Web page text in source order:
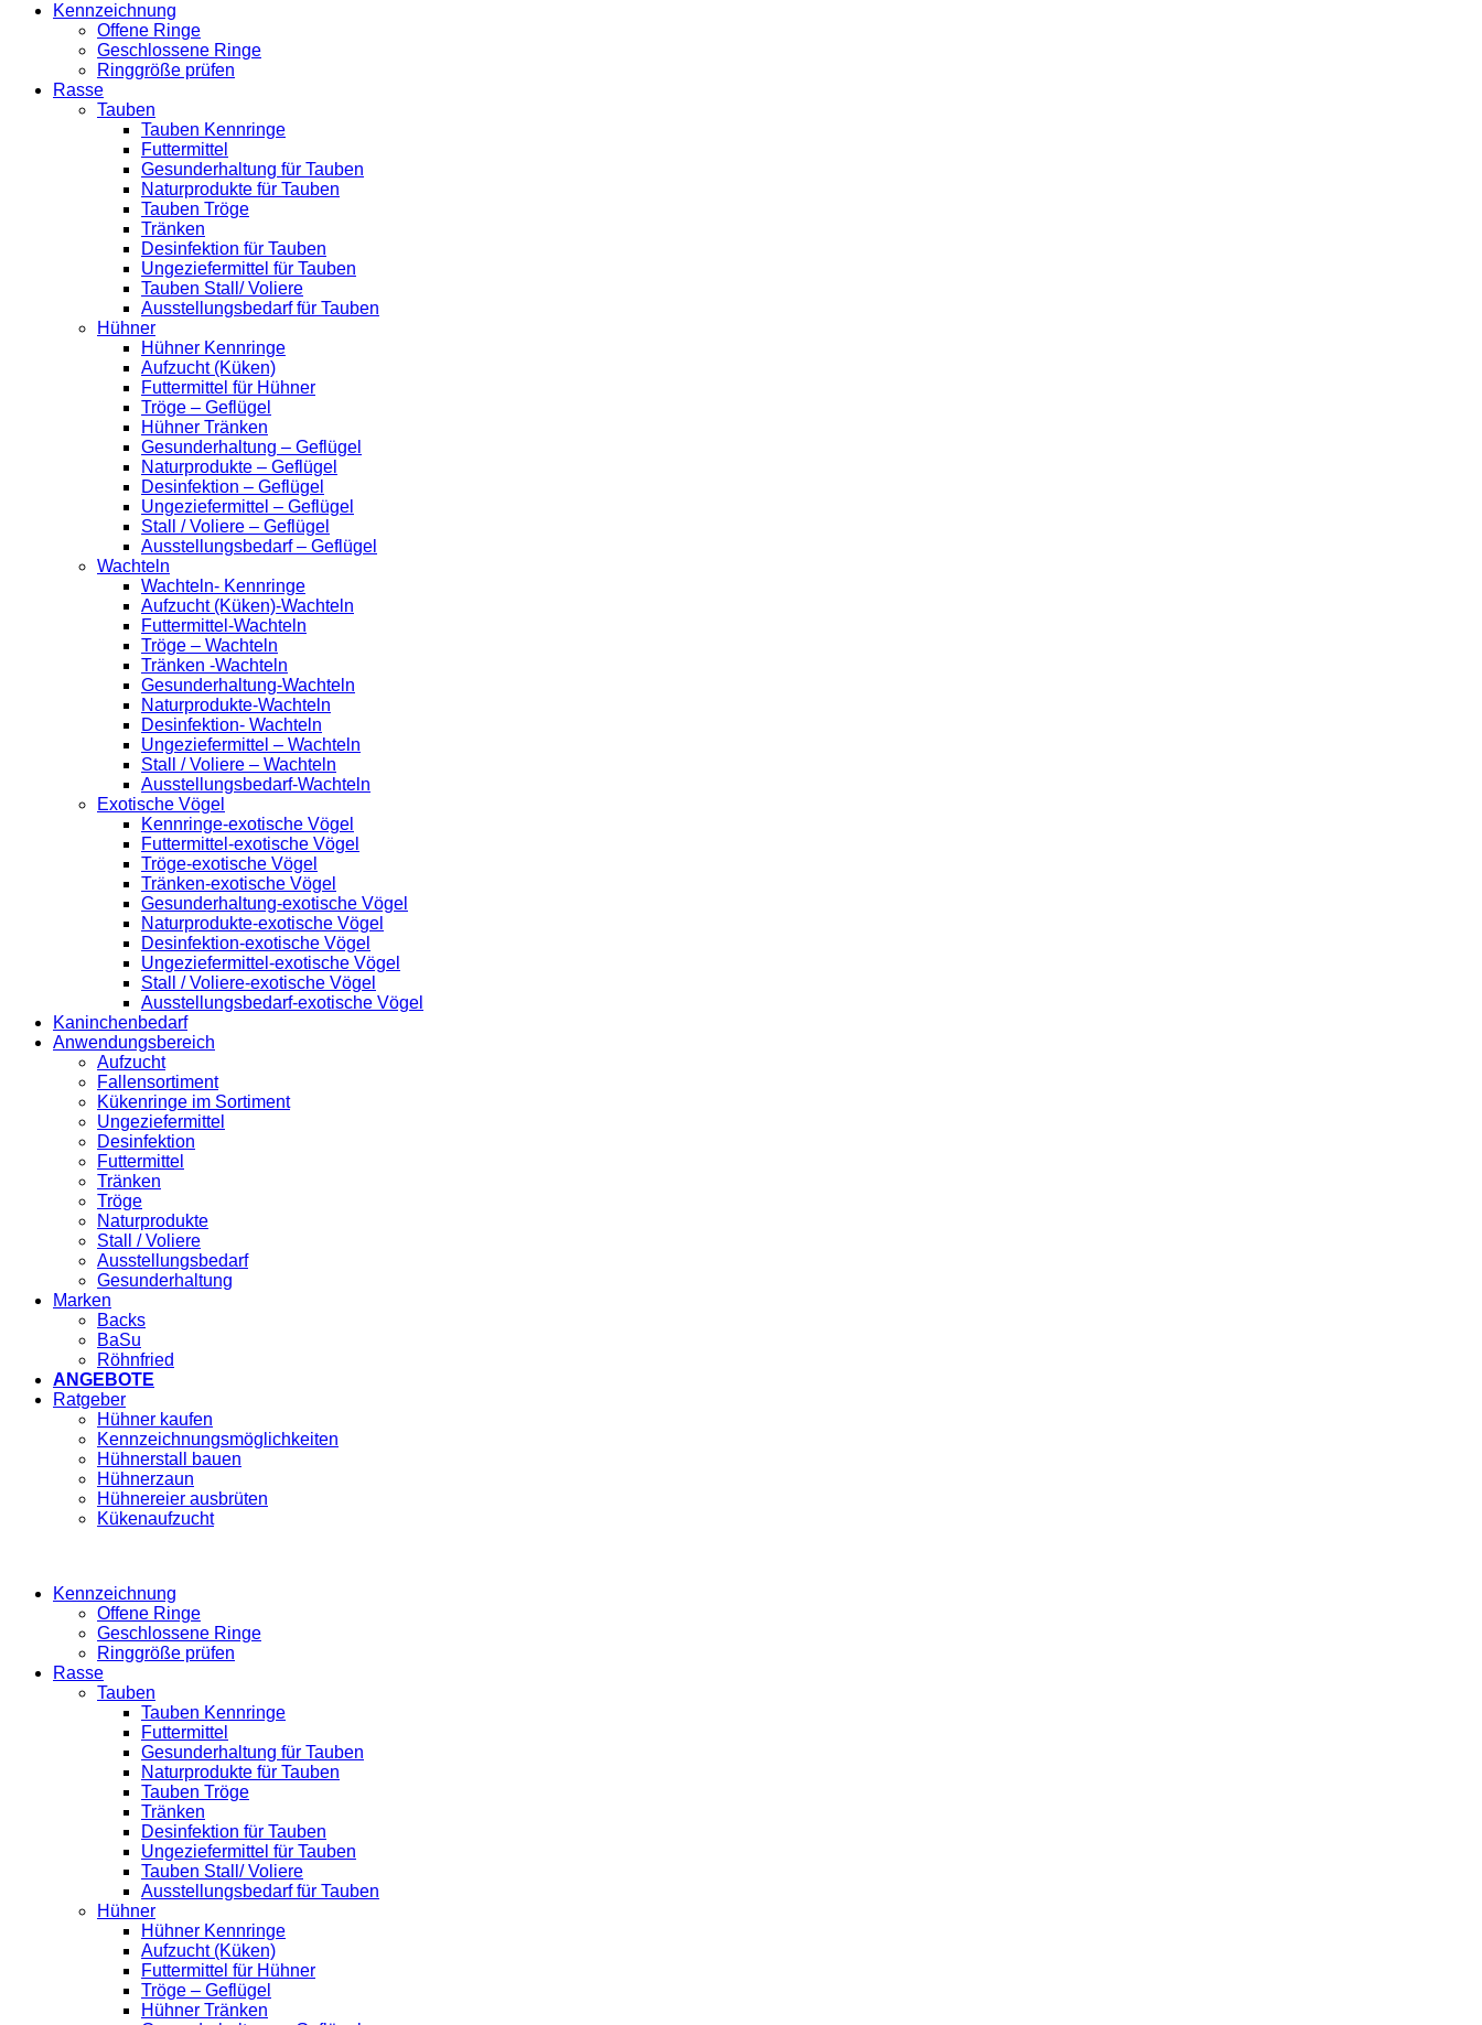
Kennzeichnung
Offene Ringe
Geschlossene Ringe
Ringgröße prüfen
Rasse
Tauben
Tauben Kennringe
Futtermittel
Gesunderhaltung für Tauben
Naturprodukte für Tauben
Tauben Tröge
Tränken
Desinfektion für Tauben
Ungeziefermittel für Tauben
Tauben Stall/ Voliere
Ausstellungsbedarf für Tauben
Hühner
Hühner Kennringe
Aufzucht (Küken)
Futtermittel für Hühner
Tröge – Geflügel
Hühner Tränken
Gesunderhaltung – Geflügel
Naturprodukte – Geflügel
Desinfektion – Geflügel
Ungeziefermittel – Geflügel
Stall / Voliere – Geflügel
Ausstellungsbedarf – Geflügel
Wachteln
Wachteln- Kennringe
Aufzucht (Küken)-Wachteln
Futtermittel-Wachteln
Tröge – Wachteln
Tränken -Wachteln
Gesunderhaltung-Wachteln
Naturprodukte-Wachteln
Desinfektion- Wachteln
Ungeziefermittel – Wachteln
Stall / Voliere – Wachteln
Ausstellungsbedarf-Wachteln
Exotische Vögel
Kennringe-exotische Vögel
Futtermittel-exotische Vögel
Tröge-exotische Vögel
Tränken-exotische Vögel
Gesunderhaltung-exotische Vögel
Naturprodukte-exotische Vögel
Desinfektion-exotische Vögel
Ungeziefermittel-exotische Vögel
Stall / Voliere-exotische Vögel
Ausstellungsbedarf-exotische Vögel
Kaninchenbedarf
Anwendungsbereich
Aufzucht
Fallensortiment
Kükenringe im Sortiment
Ungeziefermittel
Desinfektion
Futtermittel
Tränken
Tröge
Naturprodukte
Stall / Voliere
Ausstellungsbedarf
Gesunderhaltung
Marken
Backs
BaSu
Röhnfried
ANGEBOTE
Ratgeber
Hühner kaufen
Kennzeichnungsmöglichkeiten
Hühnerstall bauen
Hühnerzaun
Hühnereier ausbrüten
Kükenaufzucht
Kennzeichnung
Offene Ringe
Geschlossene Ringe
Ringgröße prüfen
Rasse
Tauben
Tauben Kennringe
Futtermittel
Gesunderhaltung für Tauben
Naturprodukte für Tauben
Tauben Tröge
Tränken
Desinfektion für Tauben
Ungeziefermittel für Tauben
Tauben Stall/ Voliere
Ausstellungsbedarf für Tauben
Hühner
Hühner Kennringe
Aufzucht (Küken)
Futtermittel für Hühner
Tröge – Geflügel
Hühner Tränken